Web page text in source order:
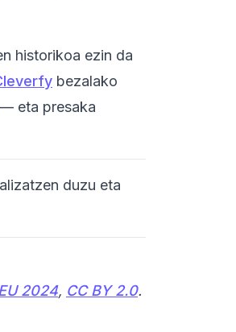
historikoa ezin da
bezalako
eta presaka
duzu eta
2024, CC BY 2.0.